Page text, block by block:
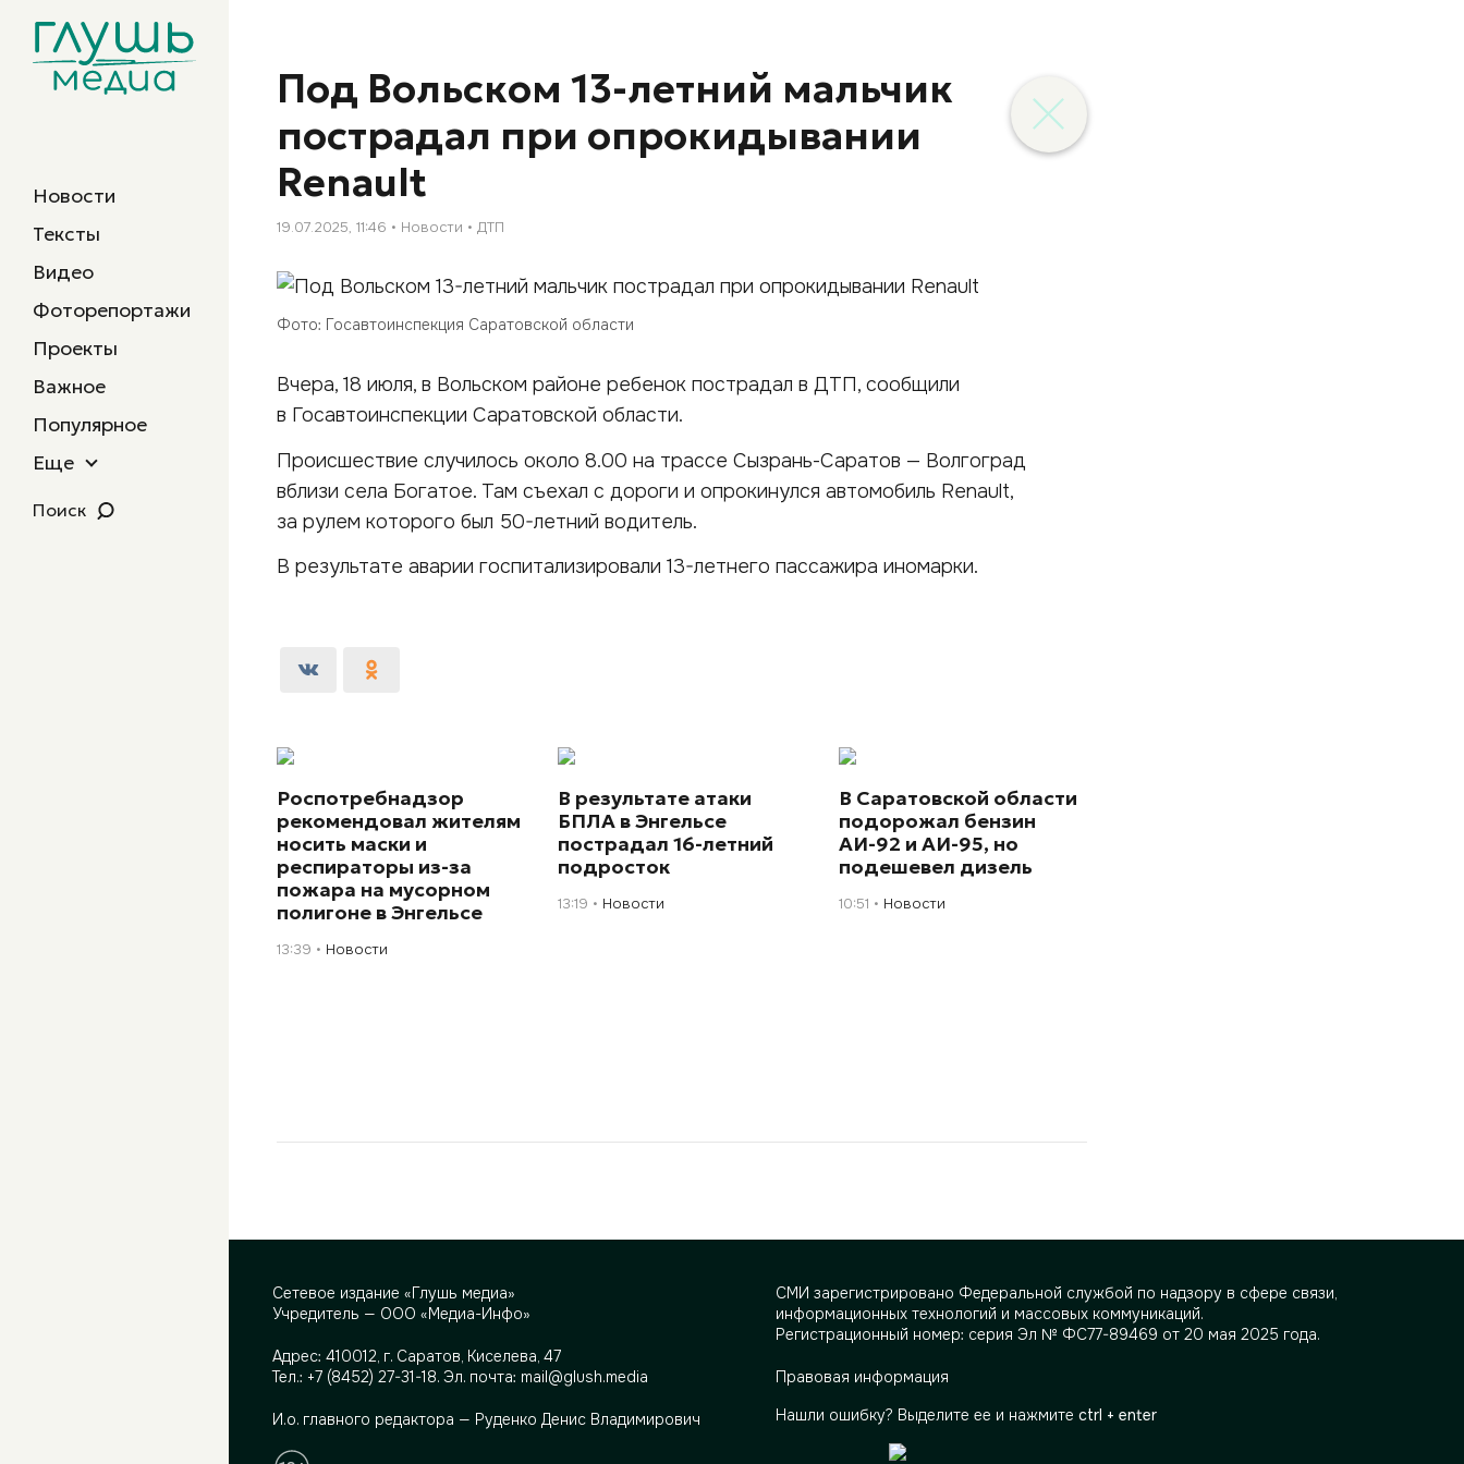
Новости
Тексты
Видео
Фоторепортажи
Проекты
Важное
Популярное
Еще
Поиск
Под Вольском 13-летний мальчик
пострадал при опрокидывании
Renault
19.07.2025, 11:46 Новости ДТП
Фото: Госавтоинспекция Саратовской области
Вчера, 18 июля, в Вольском районе ребенок пострадал в ДТП, сообщили
в Госавтоинспекции Саратовской области.
Происшествие случилось около 8.00 на трассе Сызрань-Саратов — Волгоград
вблизи села Богатое. Там съехал с дороги и опрокинулся автомобиль Renault,
за рулем которого был 50-летний водитель.
В результате аварии госпитализировали 13-летнего пассажира иномарки.
Роспотребнадзор
рекомендовал жителям
носить маски и
респираторы из-за
пожара на мусорном
полигоне в Энгельсе
13:39 Новости
В результате атаки
БПЛА в Энгельсе
пострадал 16-летний
подросток
13:19 Новости
В Саратовской области
подорожал бензин
АИ-92 и АИ-95, но
подешевел дизель
10:51 Новости
Сетевое издание «Глушь медиа»
Учредитель — ООО «Медиа-Инфо»
Адрес: 410012, г. Саратов, Киселева, 47
Тел.: +7 (8452) 27-31-18. Эл. почта: mail@glush.media
И.о. главного редактора — Руденко Денис Владимирович
СМИ зарегистрировано Федеральной службой по надзору в сфере связи,
информационных технологий и массовых коммуникаций.
Регистрационный номер: серия Эл № ФС77-89469 от 20 мая 2025 года.
Правовая информация
Нашли ошибку? Выделите ее и нажмите ctrl + enter